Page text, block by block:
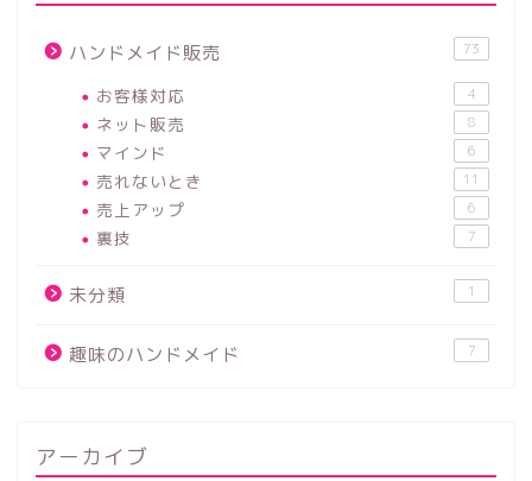
ハンドメイド販売 73
お客様対応 4
ネット販売 8
マインド 6
売れないとき 11
売上アップ 6
裏技 7
未分類 1
趣味のハンドメイド 7
アーカイブ